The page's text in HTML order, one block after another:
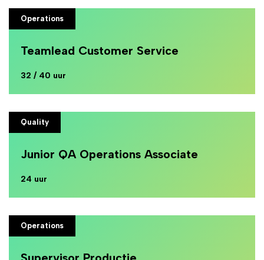
Operations
Teamlead Customer Service
32 / 40 uur
Quality
Junior QA Operations Associate
24 uur
Operations